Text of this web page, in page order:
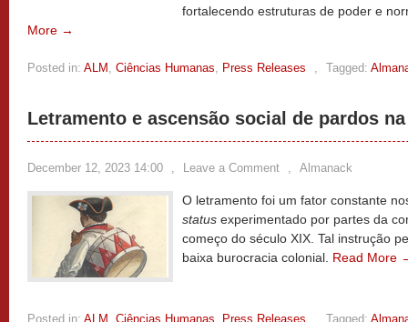
fortalecendo estruturas de poder e
More →
Posted in: ALM , Ciências Humanas, Press Releases , Tagged:
Letramento e ascensão social de pardos
December 12, 2023 14:00 , Leave a Comment , Almanack
O letramento foi um fator constante
status experimentado por partes da
começo do século XIX. Tal instrução
baixa burocracia colonial. Read More
Posted in: ALM , Ciências Humanas, Press Releases , Tagged: